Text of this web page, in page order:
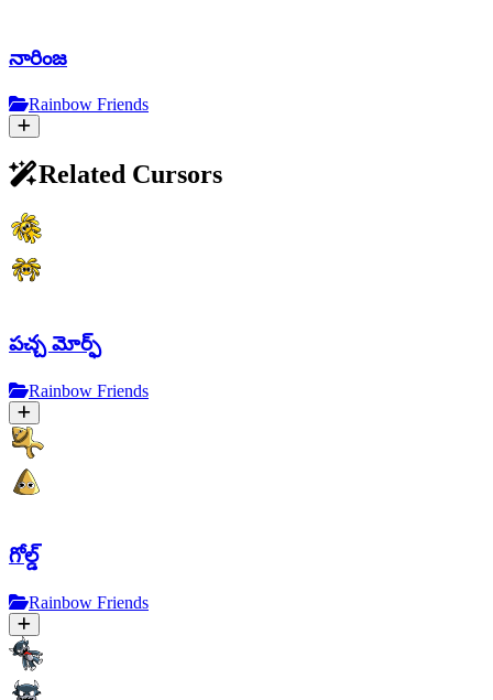
నారింజ
Rainbow Friends
Related Cursors
పచ్చ మోర్ఫ్
Rainbow Friends
గోల్డ్
Rainbow Friends